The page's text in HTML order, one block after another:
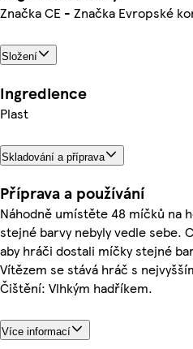
Značka CE - Značka Evropské
Složení
Ingredience
Plast
Skladování a příprava
Příprava a používání
Náhodně umístěte 48 míčků na
stejné barvy nebyly vedle sebe.
aby hráči dostali míčky stejné
Vítězem se stává hráč s
Čištění: Vlhkým hadříkem.
Více informací